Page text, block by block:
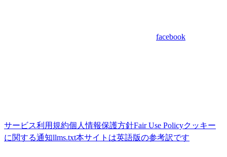
facebook
サービス利用規約個人情報保護方針Fair Use Policyクッキー
に関する通知llms.txt本サイトは英語版の参考訳です